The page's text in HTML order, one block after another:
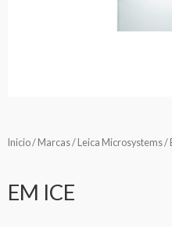
Inicio/ Marcas/ Leica Microsystems/
EM ICE